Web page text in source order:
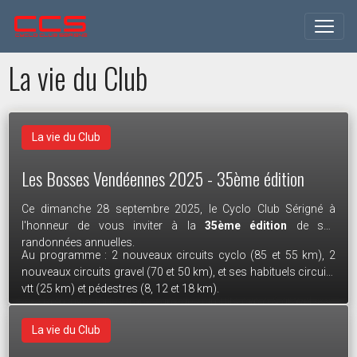
La vie du Club
Course de Sérigné du 3 mai 2026.
Cyclosport UFOLEP de Sérigné ce dimanche 3 mai 2026. Des
courses toujours aussi animées, des bénévoles toujours
fidèles aux postes, et un ciel très clément pour cette édition
historique.
Pour découvrir les photos de la course, rendez-vous sur la
page facebook dePhoto Passion 17
Les vainqueurs :
1re catégorie :Jeremy Morin
troisième édition d’affilée), Association cycliste melletoise.
La vie du Club
Course de Sérigné du 3 mai 2026
Le rendez-vous est pris !!!
Le 22/03/2026
La vie du Club
Les Bosses Vendéennes 2025 - 35ème édition
Ce dimanche 28 septembre 2025, le Cyclo Club Sérigné à
l'honneur de vous inviter à la 35ème édition de ses
randonnées annuelles.
Au programme : 2 nouveaux circuits cyclo (85 et 55 km), 2
nouveaux circuits gravel (70 et 50 km), et ses habituels circuits
vtt (25 km) et pédestres (8, 12 et 18 km).
>>> Retrouvez ici les traces gpx des circuits cyclo & gravel <<<
Le 27/09/2025
La vie du Club